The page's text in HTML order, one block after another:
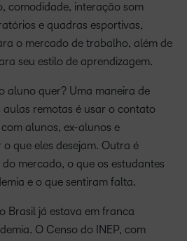
comodidade, interação som
e quadras esportivas,
o mercado de trabalho, além de
seu estilo de aprendizagem.
aluno quer? Uma maneira de
aulas remotas é usar o contato
alunos, ex-alunos e
que eles desejam. Outra é
mercado, o que os estudantes
e o que sentiram falta.
Brasil já estava em franca
O Censo do INEP, com